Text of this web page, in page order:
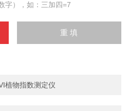
字），如：三加四=7
植物指数测定仪